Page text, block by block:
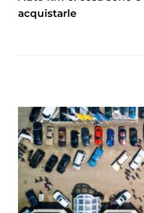
acquistarle